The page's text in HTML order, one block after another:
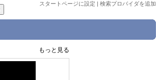
スタートページに設定 | 検索プロバイダを追加
もっと見る